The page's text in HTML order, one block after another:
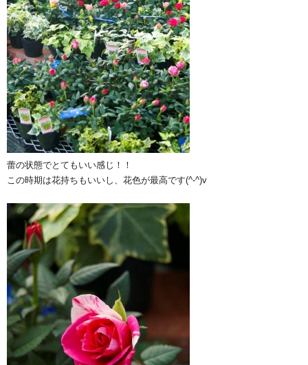
蕾の状態でとてもいい感じ！！
この時期は花持ちもいいし、花色が最高です(^-^)v